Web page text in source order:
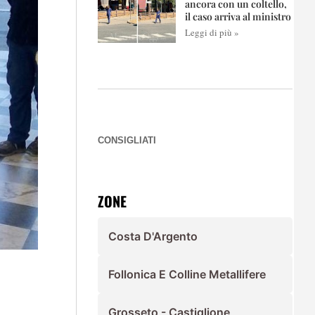
ancora con un coltello,
il caso arriva al ministro
Leggi di più »
CONSIGLIATI
ZONE
Costa D'Argento
Follonica E Colline Metallifere